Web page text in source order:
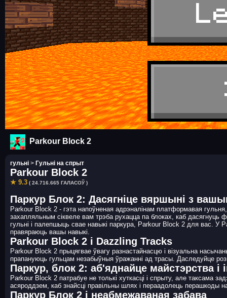
Parkour Block 2
гульні > Гульні на спрыт
Parkour Block 2
★ 9.3 ( 24.716.665 ГАЛАСОЎ )
Паркур Блок 2: Дасягніце вяршыні з
Parkour Block 2 - гэта напоўненая адрэналінам платформавая
захапляльным сіквеле вам трэба рухацца па блоках, каб дасягнуць
гульні і палепшыць свае навыкі паркура, Parkour Block 2 для вас. У
правяраюць вашы навыкі.
Parkour Block 2 і Dazzling Tracks
Parkour Block 2 прыцягвае ўвагу разнастайнасцю і візуальна
прапануюць гульцам незабыўныя ўражанні ад трасы. Даследуйце
Паркур, блок 2: аб'яднайце майстэрства і
Parkour Block 2 патрабуе не толькі хуткасці і спрыту, але таксама
асяроддзем, каб знайсці правільны шлях і пераадолець перашкоды
Паркур Блок 2 і неабмежаваная забава